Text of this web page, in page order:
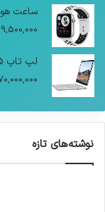
ساعت
9,500,000
لپ تاپ Surface Book 5
نوشته‌های تازه